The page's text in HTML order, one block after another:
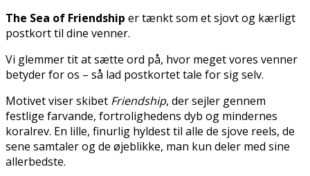
The Sea of Friendship er tænkt som et sjovt og kærligt
postkort til dine venner.
Vi glemmer tit at sætte ord på, hvor meget vores venner
betyder for os – så lad postkortet tale for sig selv.
Motivet viser skibet Friendship, der sejler gennem
festlige farvande, fortrolighedens dyb og mindernes
koralrev. En lille, finurlig hyldest til alle de sjove reels, de
sene samtaler og de øjeblikke, man kun deler med sine
allerbedste.